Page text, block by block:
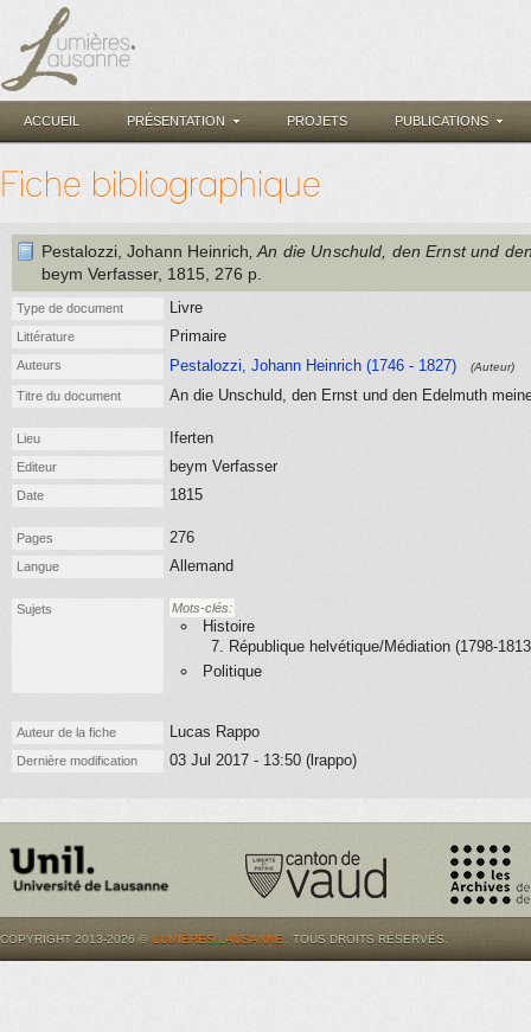
ACCUEIL PRÉSENTATION PROJETS PUBLICATIONS
Fiche bibliographique
Pestalozzi, Johann Heinrich , An die Unschuld, den Ernst und
beym Verfasser, 1815 , 276 p.
Type de document Livre
Littérature Primaire
Auteurs Pestalozzi, Johann Heinrich (1746 - 1827) (Auteur)
Titre du document An die Unschuld, den Ernst und den Edelmuth
Lieu Iferten
Editeur beym Verfasser
Date 1815
Pages 276
Langue Allemand
Sujets Mots-clés:
Histoire
7. République helvétique/Médiation (1798-
Politique
Auteur de la fiche Lucas Rappo
Dernière modification 03 Jul 2017 - 13:50 (lrappo)
COPYRIGHT 2013-2026 © LUMIÈRES.LAUSANNE . TOUS DROITS RÉSERVÉS.